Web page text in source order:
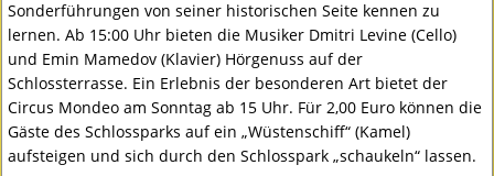
Sonderführungen von seiner historischen Seite kennen zu
lernen. Ab 15:00 Uhr bieten die Musiker Dmitri Levine (Cello)
und Emin Mamedov (Klavier) Hörgenuss auf der
Schlossterrasse. Ein Erlebnis der besonderen Art bietet der
Circus Mondeo am Sonntag ab 15 Uhr. Für 2,00 Euro können die
Gäste des Schlossparks auf ein „Wüstenschiff“ (Kamel)
aufsteigen und sich durch den Schlosspark „schaukeln“ lassen.